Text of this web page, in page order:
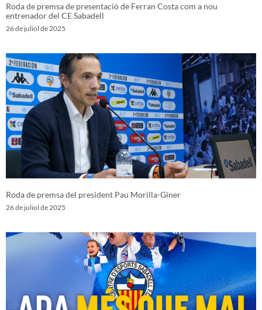
Roda de premsa de presentació de Ferran Costa com a nou
entrenador del CE Sabadell
26 de juliol de 2025
Roda de premsa del president Pau Morilla-Giner
26 de juliol de 2025